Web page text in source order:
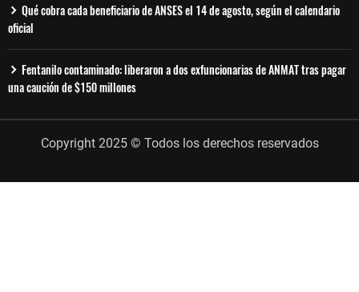
Qué cobra cada beneficiario de ANSES el 14 de agosto, según el calendario
oficial
Fentanilo contaminado: liberaron a dos exfuncionarias de ANMAT tras pagar
una caución de $150 millones
Copyright 2025 © Todos los derechos reservados